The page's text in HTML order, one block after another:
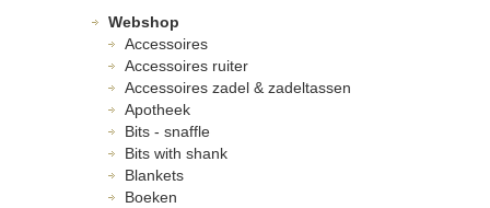
Webshop
Accessoires
Accessoires ruiter
Accessoires zadel & zadeltassen
Apotheek
Bits - snaffle
Bits with shank
Blankets
Boeken